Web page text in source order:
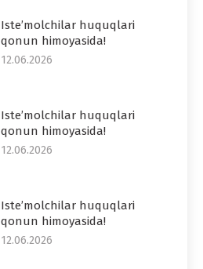
Iste’molchilar huquqlari
qonun himoyasida!
12.06.2026
Iste’molchilar huquqlari
qonun himoyasida!
12.06.2026
Iste’molchilar huquqlari
qonun himoyasida!
12.06.2026